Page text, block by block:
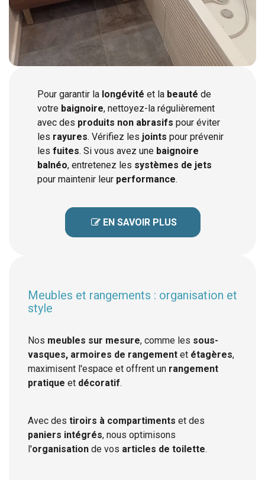
Pour garantir la longévité et la beauté de
votre baignoire, nettoyez-la régulièrement
avec des produits non abrasifs pour éviter
les rayures. Vérifiez les joints pour prévenir
les fuites. Si vous avez une baignoire
balnéo, entretenez les systèmes de jets
pour maintenir leur performance.
 EN SAVOIR PLUS
Meubles et rangements : organisation et
style
Nos meubles sur mesure, comme les sous-
vasques, armoires de rangement et étagères,
maximisent l'espace et offrent un rangement
pratique et décoratif.
Avec des tiroirs à compartiments et des
paniers intégrés, nous optimisons
l'organisation de vos articles de toilette.